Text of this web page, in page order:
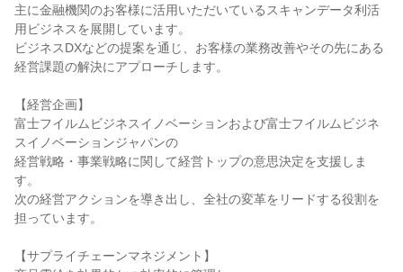
主に金融機関のお客様に活用いただいているスキャンデータ利活
用ビジネスを展開しています。
ビジネスDXなどの提案を通じ、お客様の業務改善やその先にある
経営課題の解決にアプローチします。
【経営企画】
富士フイルムビジネスイノベーションおよび富士フイルムビジネ
スイノベーションジャパンの
経営戦略・事業戦略に関して経営トップの意思決定を支援しま
す。
次の経営アクションを導き出し、全社の変革をリードする役割を
担っています。
【サプライチェーンマネジメント】